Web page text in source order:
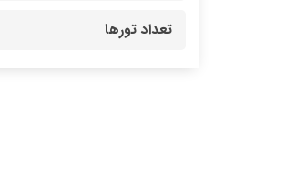
تعداد تورها